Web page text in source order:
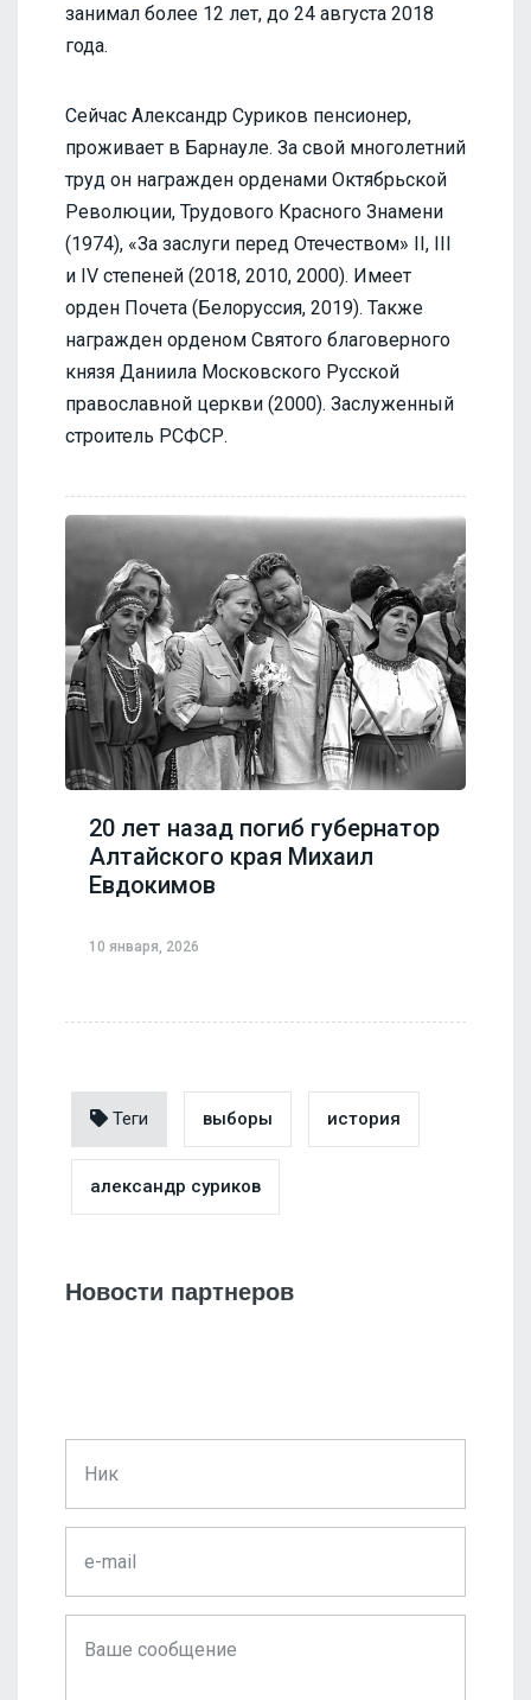
занимал более 12 лет, до 24 августа 2018
года.
Сейчас Александр Суриков пенсионер,
проживает в Барнауле. За свой многолетний
труд он награжден орденами Октябрьской
Революции, Трудового Красного Знамени
(1974), «За заслуги перед Отечеством» II, III
и IV степеней (2018, 2010, 2000). Имеет
орден Почета (Белоруссия, 2019). Также
награжден орденом Святого благоверного
князя Даниила Московского Русской
православной церкви (2000). Заслуженный
строитель РСФСР.
20 лет назад погиб губернатор
Алтайского края Михаил
Евдокимов
10 января, 2026
Теги выборы история
александр суриков
Новости партнеров